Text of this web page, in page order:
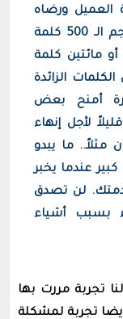
ورضاه
وليس كسب المال فقط. يعني أنا أترجم الـ 500 كلمة
مائتين كلمة
الزائدة
أمنح بعض
لأجل إنهاء
مثلاً.. ما يبدو
عندما يخبر
لن تصدق
بسبب أشياء
تجربة مررت بها
تجربة لمشكلة